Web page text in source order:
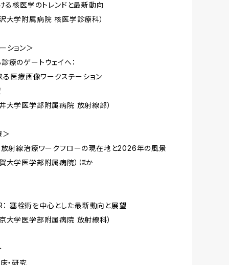
核医学のトレンドと最新動向
大学附属病院 核医学診療科）
ション＞
療のゲートウェイへ：
医療画像ワークステーション
大学医学部附属病院 放射線部）
＞
射線治療ワークフローの現在地と2026年の風景
大学医学部附属病院）ほか
塞栓術を中心とした最新動向と展望
大学医学部附属病院 放射線科）
・研究